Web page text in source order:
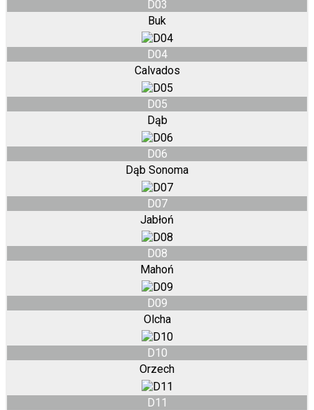
D03
Buk
D04
Calvados
D05
Dąb
D06
Dąb Sonoma
D07
Jabłoń
D08
Mahoń
D09
Olcha
D10
Orzech
D11